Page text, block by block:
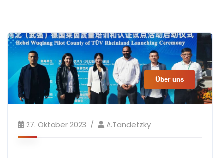
Über uns
27. Oktober 2023 A.tandetzky